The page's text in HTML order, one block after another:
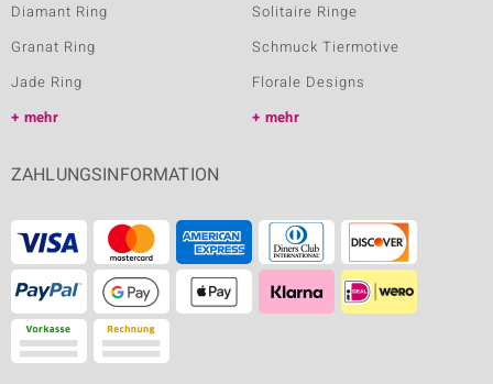
Diamant Ring
Granat Ring
Jade Ring
mehr
Solitaire Ringe
Schmuck Tiermotive
Florale Designs
mehr
ZAHLUNGSINFORMATION